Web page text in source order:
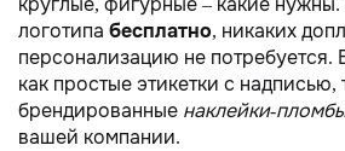
логотипа бесплатно, никаких
персонализацию не потребуется.
как простые этикетки с надписью,
брендированные наклейки-
вашей компании.